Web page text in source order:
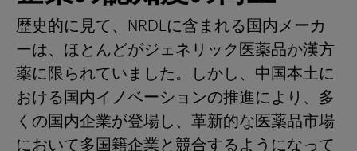
歴史的に見て、NRDLに含まれる国内メーカ
ーは、ほとんどがジェネリック医薬品か漢方
薬に限られていました。しかし、中国本土に
おける国内イノベーションの推進により、多
くの国内企業が登場し、革新的な医薬品市場
において多国籍企業と競合するようになって